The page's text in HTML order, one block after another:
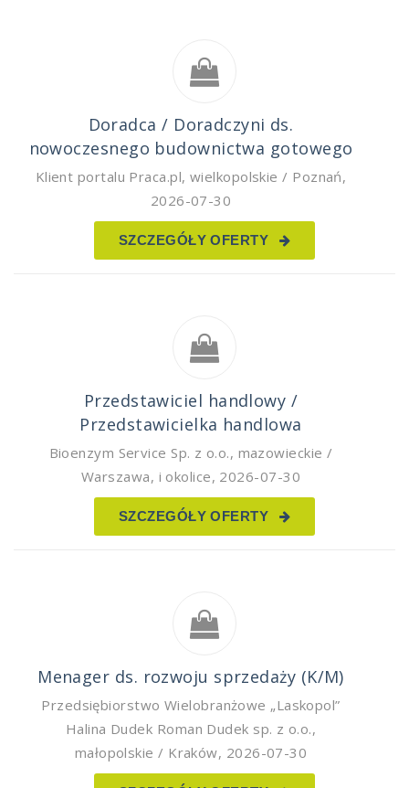
Doradca / Doradczyni ds.
nowoczesnego budownictwa gotowego
Klient portalu Praca.pl, wielkopolskie / Poznań,
2026-07-30
SZCZEGÓŁY OFERTY
Przedstawiciel handlowy /
Przedstawicielka handlowa
Bioenzym Service Sp. z o.o., mazowieckie /
Warszawa, i okolice, 2026-07-30
SZCZEGÓŁY OFERTY
Menager ds. rozwoju sprzedaży (K/M)
Przedsiębiorstwo Wielobranżowe „Laskopol”
Halina Dudek Roman Dudek sp. z o.o.,
małopolskie / Kraków, 2026-07-30